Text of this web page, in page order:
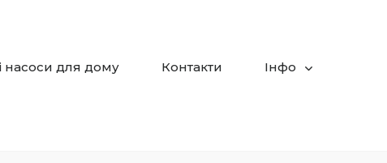
насоси для дому Контакти Інфо